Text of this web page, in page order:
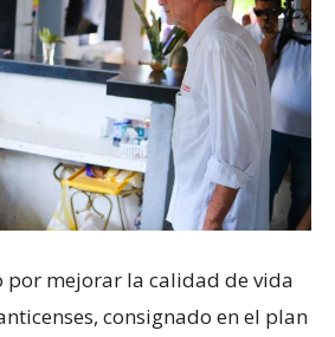
por mejorar la calidad de vida
consignado en el plan